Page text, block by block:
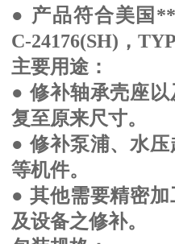
● 产品符合美国
C-24176(SH)，
主要用途：
● 修补轴承壳座
复至原来尺寸。
● 修补泵浦、水
等机件。
● 其他需要精密
及设备之修补。